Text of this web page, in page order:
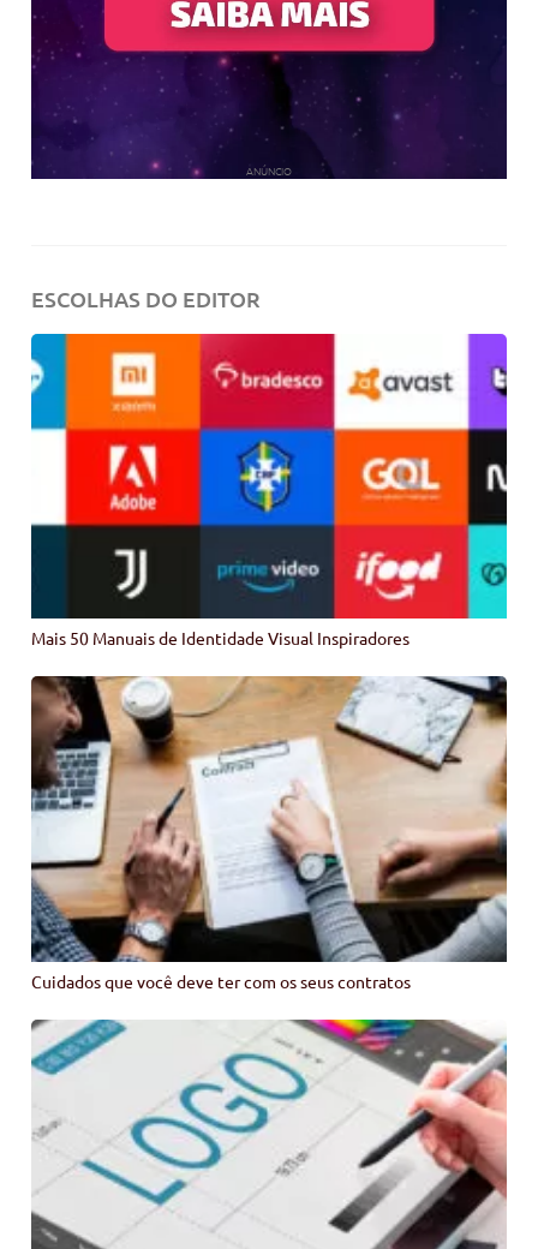
ANÚNCIO
ESCOLHAS DO EDITOR
Mais 50 Manuais de Identidade Visual Inspiradores
Cuidados que você deve ter com os seus contratos